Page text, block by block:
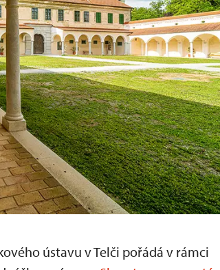
ústavu v Telči pořádá v rámci